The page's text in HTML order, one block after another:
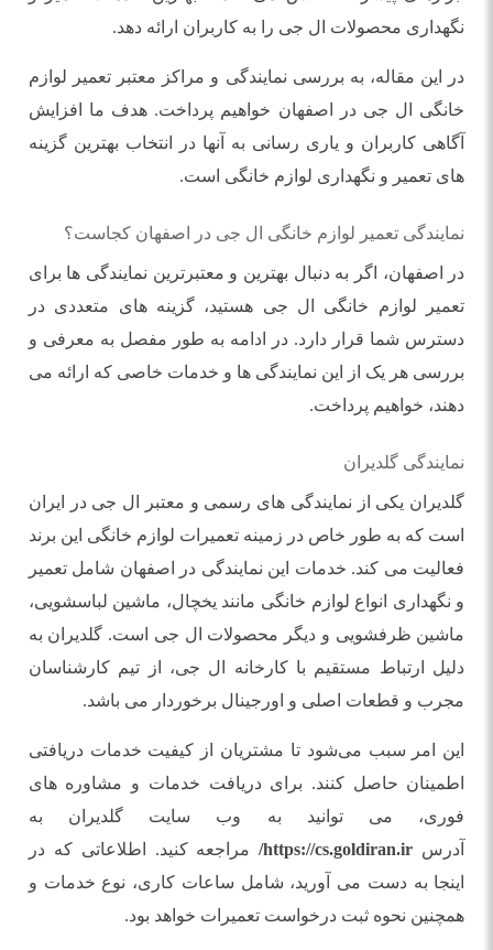
نگهداری محصولات ال جی را به کاربران ارائه دهد.
در این مقاله، به بررسی نمایندگی و مراکز معتبر تعمیر لوازم
خانگی ال جی در اصفهان خواهیم پرداخت. هدف ما افزایش
آگاهی کاربران و یاری‌ رسانی به آنها در انتخاب بهترین گزینه‌
های تعمیر و نگهداری لوازم خانگی است.
نمایندگی تعمیر لوازم خانگی ال جی در اصفهان کجاست؟
در اصفهان، اگر به دنبال بهترین و معتبرترین نمایندگی ‌ها برای
تعمیر لوازم خانگی ال جی هستید، گزینه‌ های متعددی در
دسترس شما قرار دارد. در ادامه به طور مفصل به معرفی و
بررسی هر یک از این نمایندگی‌ ها و خدمات خاصی که ارائه می‌
دهند، خواهیم پرداخت.
نمایندگی گلدیران
گلدیران یکی از نمایندگی‌ های رسمی و معتبر ال جی در ایران
است که به طور خاص در زمینه تعمیرات لوازم خانگی این برند
فعالیت می‌ کند. خدمات این نمایندگی در اصفهان شامل تعمیر
و نگهداری انواع لوازم خانگی مانند یخچال، ماشین لباسشویی،
ماشین ظرفشویی و دیگر محصولات ال جی است. گلدیران به
دلیل ارتباط مستقیم با کارخانه ال جی، از تیم کارشناسان
مجرب و قطعات اصلی و اورجینال برخوردار می ‌باشد.
این امر سبب می‌شود تا مشتریان از کیفیت خدمات دریافتی
اطمینان حاصل کنند. برای دریافت خدمات و مشاوره‌ های
فوری، می‌ توانید به وب ‌سایت گلدیران به
آدرس https://cs.goldiran.ir/ مراجعه کنید. اطلاعاتی که در
اینجا به دست می ‌آورید، شامل ساعات کاری، نوع خدمات و
همچنین نحوه ثبت درخواست تعمیرات خواهد بود.